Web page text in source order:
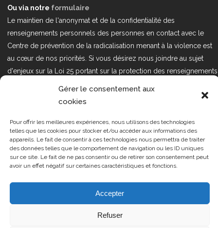
Gérer le consentement aux
cookies
Pour offrir les meilleures expériences, nous utilisons des technologies
telles que les cookies pour stocker et/ou accéder aux informations des
appareils. Le fait de consentir à ces technologies nous permettra de traiter
des données telles que le comportement de navigation ou les ID uniques
sur ce site. Le fait de ne pas consentir ou de retirer son consentement peut
avoir un effet négatif sur certaines caractéristiques et fonctions.
Accepter
Refuser
Ou via notre formulaire
Le maintien de l'anonymat et de la confidentialité des
renseignements personnels des personnes en contact avec le
Centre de prévention de la radicalisation menant à la violence est
au cœur de nos priorités. Si vous désirez nous joindre au sujet
d'enjeux sur la Loi 25 portant sur la protection des renseignements
nous à l'adresse courriel suivant : loi25@cprmv.org Pour en savoir
Tous droits réservés @2019 CPRMV
| Centre de prévention de la
radicalisation menant à la violence
(CPRMV)